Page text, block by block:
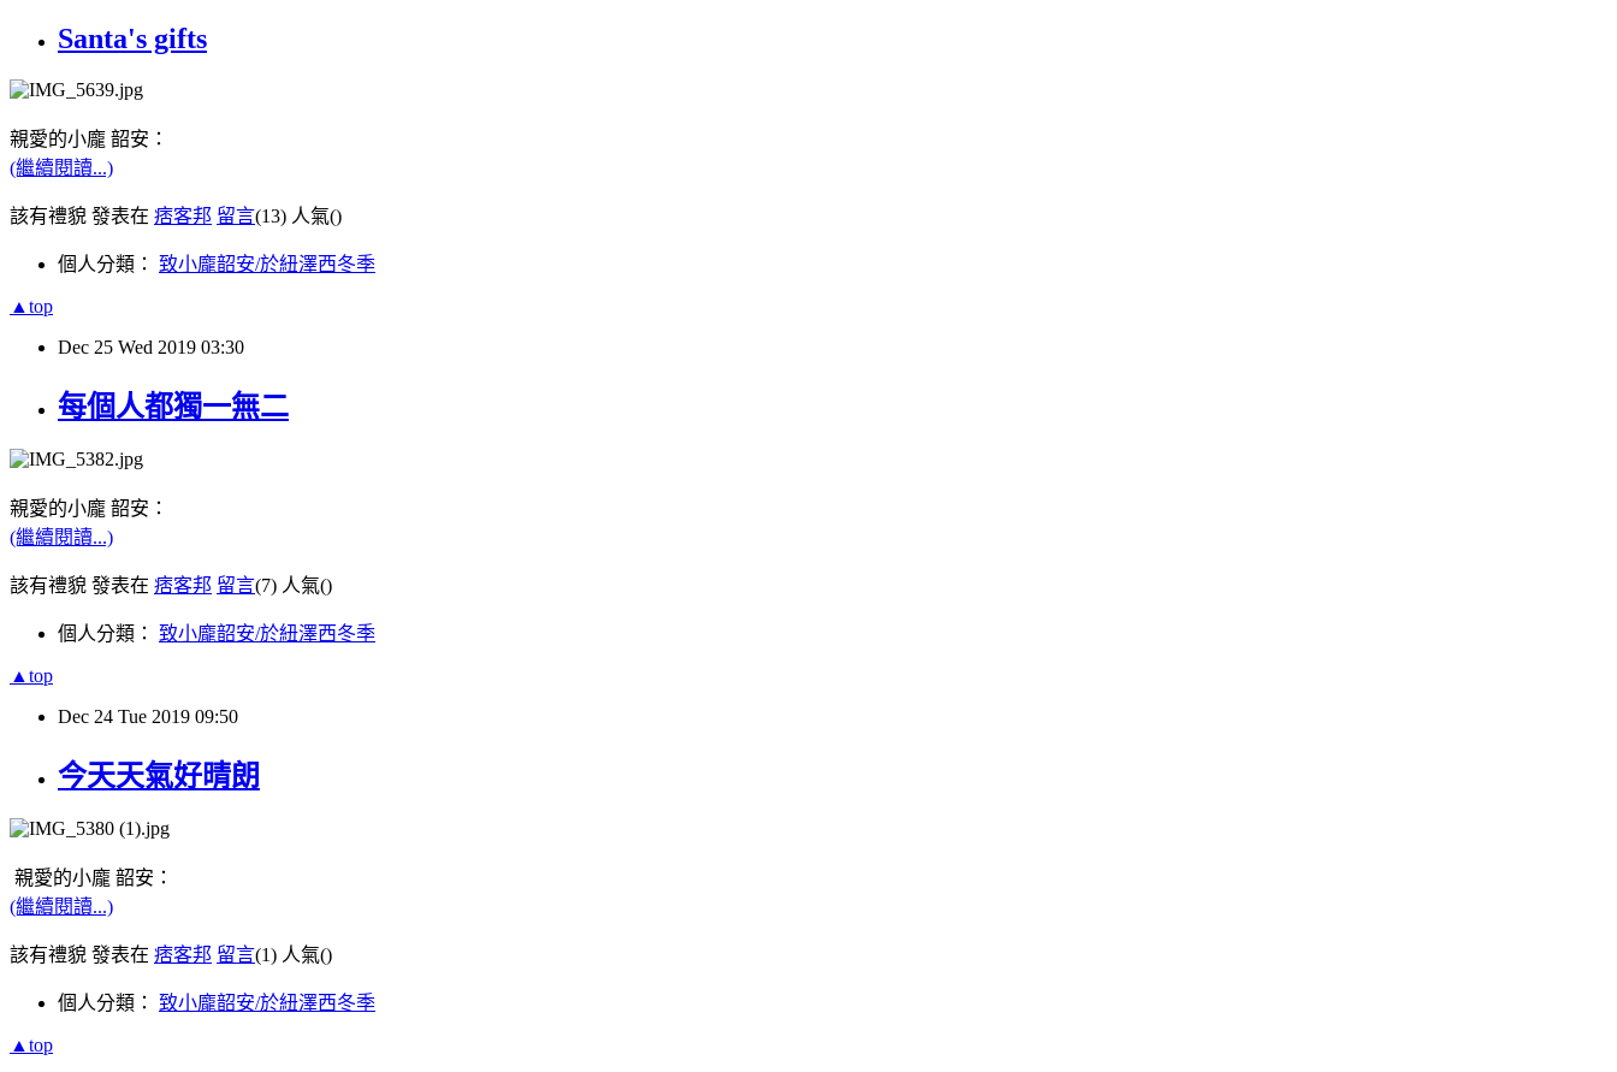
Santa's gifts
親愛的小龐 韶安：
(繼續閱讀...)
該有禮貌 發表在 痞客邦 留言(13) 人氣()
個人分類： 致小龐韶安/於紐澤西冬季
▲top
Dec 25 Wed 2019 03:30
每個人都獨一無二
親愛的小龐 韶安：
(繼續閱讀...)
該有禮貌 發表在 痞客邦 留言(7) 人氣()
個人分類： 致小龐韶安/於紐澤西冬季
▲top
Dec 24 Tue 2019 09:50
今天天氣好晴朗
親愛的小龐 韶安：
(繼續閱讀...)
該有禮貌 發表在 痞客邦 留言(1) 人氣()
個人分類： 致小龐韶安/於紐澤西冬季
▲top